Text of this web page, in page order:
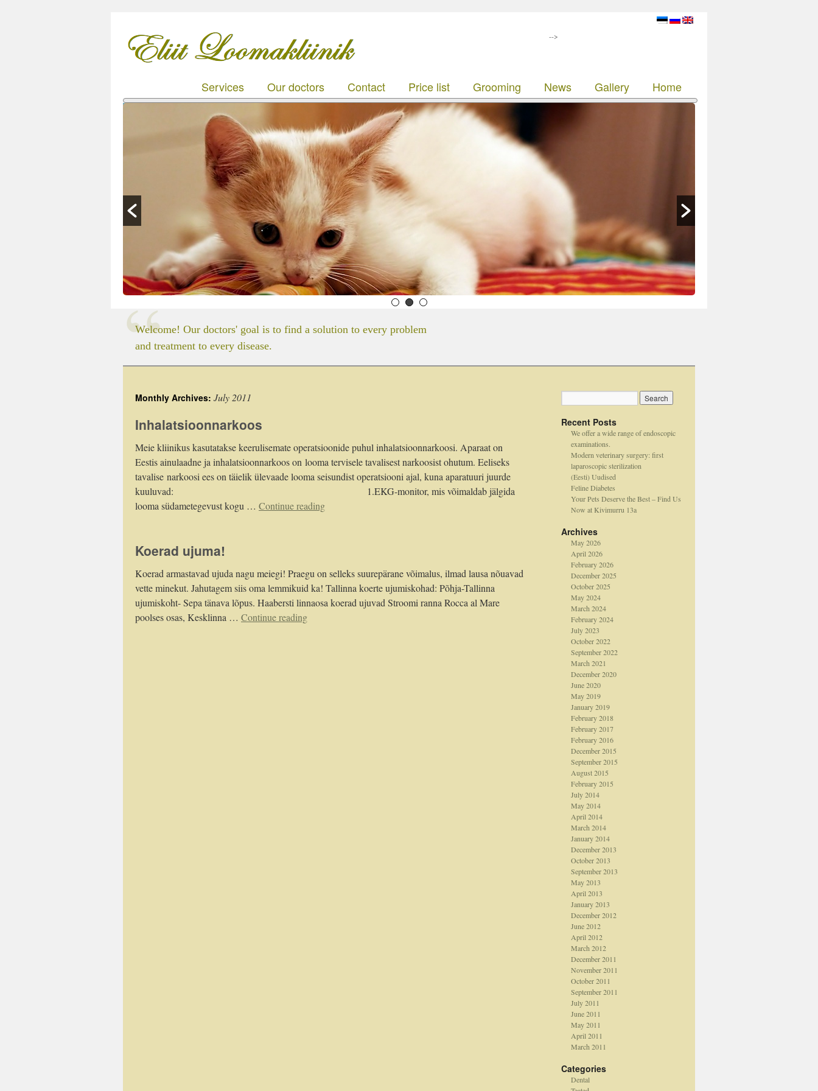
Home
Gallery
News
Grooming
Price list
Contact
Our doctors
Services
-->
Welcome! Our doctors' goal is to find a solution to every problem
and treatment to every disease.
Monthly Archives: July 2011
Inhalatsioonnarkoos
Meie kliinikus kasutatakse keerulisemate operatsioonide puhul inhalatsioonnarkoosi. Aparaat on
Eestis ainulaadne ja inhalatsioonnarkoos on looma tervisele tavalisest narkoosist ohutum. Eeliseks
tavalise narkoosi ees on täielik ülevaade looma seisundist operatsiooni ajal, kuna aparatuuri juurde
kuuluvad: 1.EKG-monitor, mis võimaldab jälgida
looma südametegevust kogu … Continue reading
Koerad ujuma!
Koerad armastavad ujuda nagu meiegi! Praegu on selleks suurepärane võimalus, ilmad lausa nõuavad
vette minekut. Jahutagem siis oma lemmikuid ka! Tallinna koerte ujumiskohad: Põhja-Tallinna
ujumiskoht- Sepa tänava lõpus. Haabersti linnaosa koerad ujuvad Stroomi ranna Rocca al Mare
poolses osas, Kesklinna … Continue reading
Recent Posts
We offer a wide range of endoscopic
examinations.
Modern veterinary surgery: first
laparoscopic sterilization
(Eesti) Uudised
Feline Diabetes
Your Pets Deserve the Best – Find Us
Now at Kivimurru 13a
Archives
May 2026
April 2026
February 2026
December 2025
October 2025
May 2024
March 2024
February 2024
July 2023
October 2022
September 2022
March 2021
December 2020
June 2020
May 2019
January 2019
February 2018
February 2017
February 2016
December 2015
September 2015
August 2015
February 2015
July 2014
May 2014
April 2014
March 2014
January 2014
December 2013
October 2013
September 2013
May 2013
April 2013
January 2013
December 2012
June 2012
April 2012
March 2012
December 2011
November 2011
October 2011
September 2011
July 2011
June 2011
May 2011
April 2011
March 2011
Categories
Dental